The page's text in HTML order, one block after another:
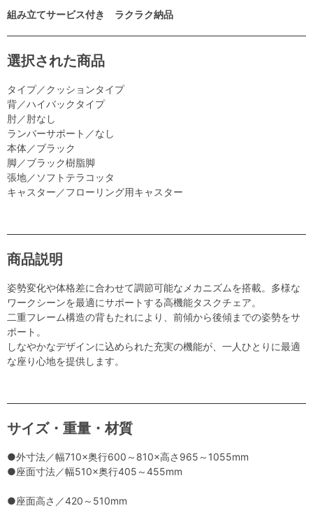
組み立てサービス付き ラクラク納品
選択された商品
タイプ／クッションタイプ
背／ハイバックタイプ
肘／肘なし
ランバーサポート／なし
本体／ブラック
脚／ブラック樹脂脚
張地／ソフトテラコッタ
キャスター／フローリング用キャスター
商品説明
姿勢変化や体格差に合わせて調節可能なメカニズムを搭載。多様な
ワークシーンを最適にサポートする高機能タスクチェア。
二重フレーム構造の背もたれにより、前傾から後傾までの姿勢をサ
ポート。
しなやかなデザインに込められた充実の機能が、一人ひとりに最適
な座り心地を提供します。
サイズ・重量・材質
●外寸法／幅710×奥行600～810×高さ965～1055mm
●座面寸法／幅510×奥行405～455mm
●座面高さ／420～510mm